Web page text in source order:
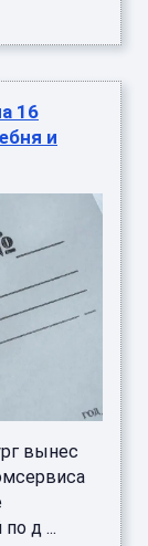
16
и
вынес
д ...